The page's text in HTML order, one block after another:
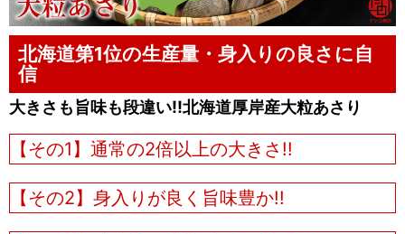
北海道第1位の生産量・身入りの良さに自
信
大きさも旨味も段違い!!北海道厚岸産大粒あさり
【その1】通常の2倍以上の大きさ!!
【その2】身入りが良く旨味豊か!!